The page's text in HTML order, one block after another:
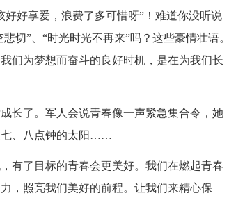
好享爱，浪费了多可惜呀”！难道你没听说
切”、“时光时光不再来”吗？这些豪情壮语。
们为梦想而奋斗的良好时机，是在为我们长
长了。军人会说青春像一声紧急集合令，她
七、八点钟的太阳……
有了目标的青春会更美好。我们在燃起青春
，照亮我们美好的前程。让我们来精心保